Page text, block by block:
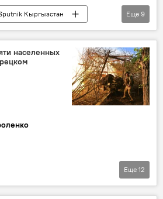
Кыргызстан
Украина
Еще 9
населенных
защите Донбасса
Еще 12